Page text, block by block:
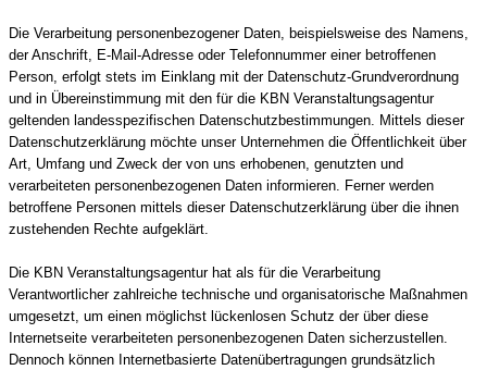
Die Verarbeitung personenbezogener Daten, beispielsweise des Namens,
der Anschrift, E-Mail-Adresse oder Telefonnummer einer betroffenen
Person, erfolgt stets im Einklang mit der Datenschutz-Grundverordnung
und in Übereinstimmung mit den für die KBN Veranstaltungsagentur
geltenden landesspezifischen Datenschutzbestimmungen. Mittels dieser
Datenschutzerklärung möchte unser Unternehmen die Öffentlichkeit über
Art, Umfang und Zweck der von uns erhobenen, genutzten und
verarbeiteten personenbezogenen Daten informieren. Ferner werden
betroffene Personen mittels dieser Datenschutzerklärung über die ihnen
zustehenden Rechte aufgeklärt.
Die KBN Veranstaltungsagentur hat als für die Verarbeitung
Verantwortlicher zahlreiche technische und organisatorische Maßnahmen
umgesetzt, um einen möglichst lückenlosen Schutz der über diese
Internetseite verarbeiteten personenbezogenen Daten sicherzustellen.
Dennoch können Internetbasierte Datenübertragungen grundsätzlich